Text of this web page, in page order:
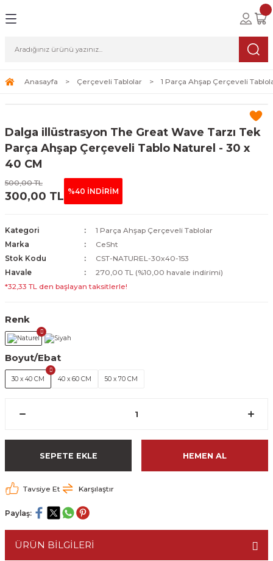
Tablolar
Tablolar
Tablolar
Sanat
Anasayfa Çerçeveli Tablolar 1 Parça Ahşap Çerçeveli
Dalga illüstrasyon The Great Wave Tarzı Tek
Parça Ahşap Çerçeveli Tablo Naturel - 30 x
40 CM
500,00 TL
300,00 TL %40 İNDİRİM
Kategori
1 Parça Ahşap Çerçeveli Tablolar
Marka
CeSht
Stok Kodu
CST-NATUREL-30x40-153
Havale
270,00 TL (%10,00 havale indirimi)
*32,33 TL den başlayan taksitlerle!
Renk
Boyut/Ebat
30 x 40 CM 40 x 60 CM 50 x 70 CM
SEPETE EKLE HEMEN AL
Tavsiye Et Karşılaştır
Paylaş:
ÜRÜN BİLGİLERİ